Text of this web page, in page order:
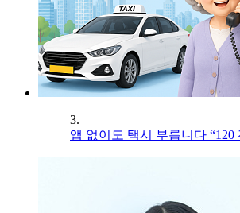
3.
앱 없이도 택시 부릅니다 “120